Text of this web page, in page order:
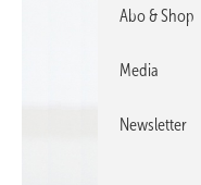
Abo & Shop
Media
Newsletter